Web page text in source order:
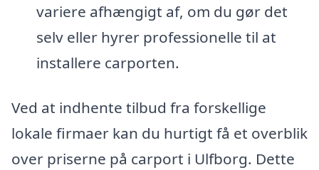
variere afhængigt af, om du gør det
selv eller hyrer professionelle til at
installere carporten.
Ved at indhente tilbud fra forskellige
lokale firmaer kan du hurtigt få et overblik
over priserne på carport i Ulfborg. Dette